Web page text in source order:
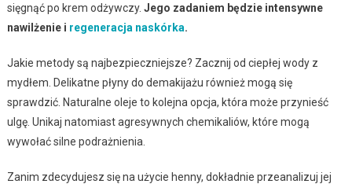
sięgnąć po krem odżywczy. Jego zadaniem będzie intensywne
nawilżenie i regeneracja naskórka.
Jakie metody są najbezpieczniejsze? Zacznij od ciepłej wody z
mydłem. Delikatne płyny do demakijażu również mogą się
sprawdzić. Naturalne oleje to kolejna opcja, która może przynieść
ulgę. Unikaj natomiast agresywnych chemikaliów, które mogą
wywołać silne podrażnienia.
Zanim zdecydujesz się na użycie henny, dokładnie przeanalizuj jej